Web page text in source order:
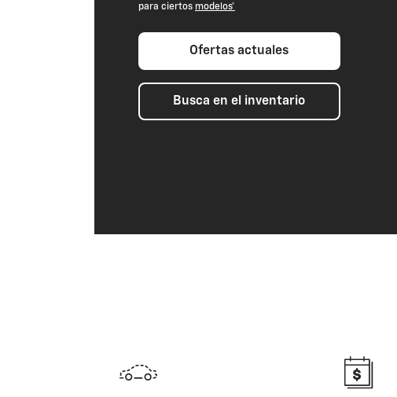
para ciertos modelos*
Ofertas actuales
Busca en el inventario